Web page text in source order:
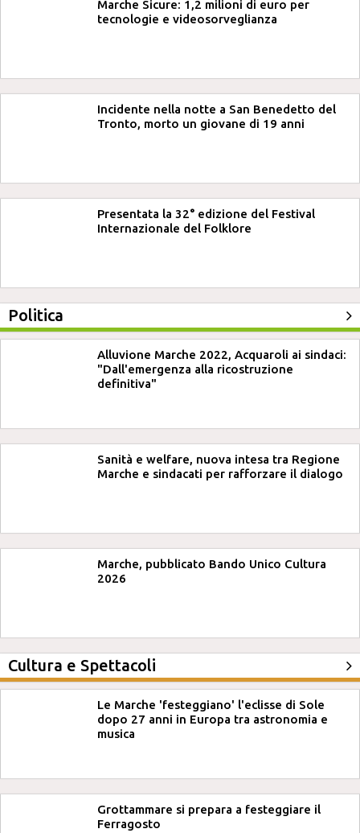
Marche Sicure: 1,2 milioni di euro per
tecnologie e videosorveglianza
Incidente nella notte a San Benedetto del
Tronto, morto un giovane di 19 anni
Presentata la 32° edizione del Festival
Internazionale del Folklore
Politica
Alluvione Marche 2022, Acquaroli ai sindaci:
"Dall'emergenza alla ricostruzione
definitiva"
Sanità e welfare, nuova intesa tra Regione
Marche e sindacati per rafforzare il dialogo
Marche, pubblicato Bando Unico Cultura
2026
Cultura e Spettacoli
Le Marche 'festeggiano' l'eclisse di Sole
dopo 27 anni in Europa tra astronomia e
musica
Grottammare si prepara a festeggiare il
Ferragosto